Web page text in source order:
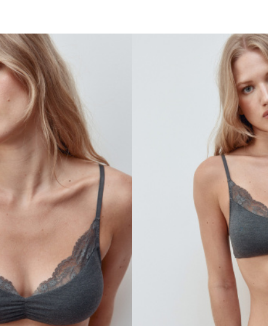
ДетиДом